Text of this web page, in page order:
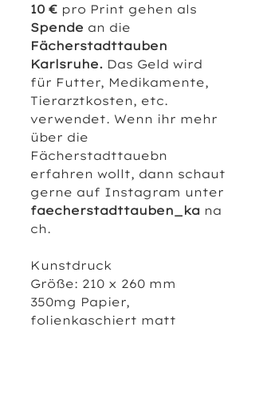
10 € pro Print gehen als
Spende an die
Fächerstadttauben
Karlsruhe. Das Geld wird
für Futter, Medikamente,
Tierarztkosten, etc.
verwendet. Wenn ihr mehr
über die
Fächerstadttauebn
erfahren wollt, dann schaut
gerne auf Instagram unter
faecherstadttauben_ka na
ch.
Kunstdruck
Größe: 210 x 260 mm
350mg Papier,
folienkaschiert matt